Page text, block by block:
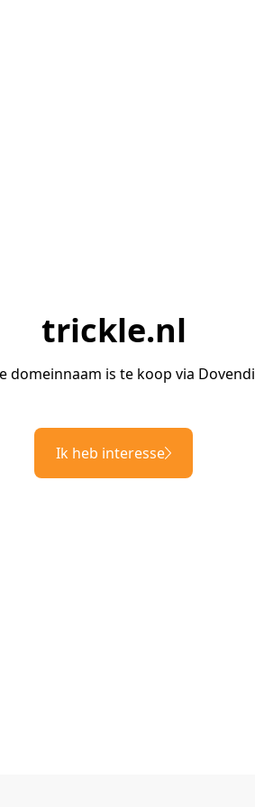
trickle.nl
domeinnaam is te koop via Dovendi
Ik heb interesse